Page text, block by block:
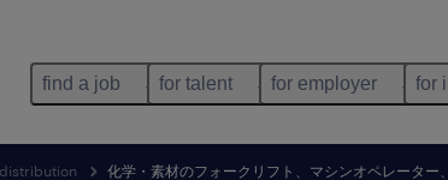
find a job for talent for employer for
化学・素材のフォークリフト、マシンオペレーター